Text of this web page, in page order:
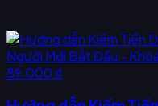
89.000 ₫